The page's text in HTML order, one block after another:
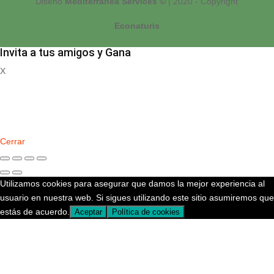
Econaturis
Invita a tus amigos y Gana
X
Cerrar
Utilizamos cookies para asegurar que damos la mejor experiencia al
usuario en nuestra web. Si sigues utilizando este sitio asumiremos que
estás de acuerdo.
Aceptar Política de cookies